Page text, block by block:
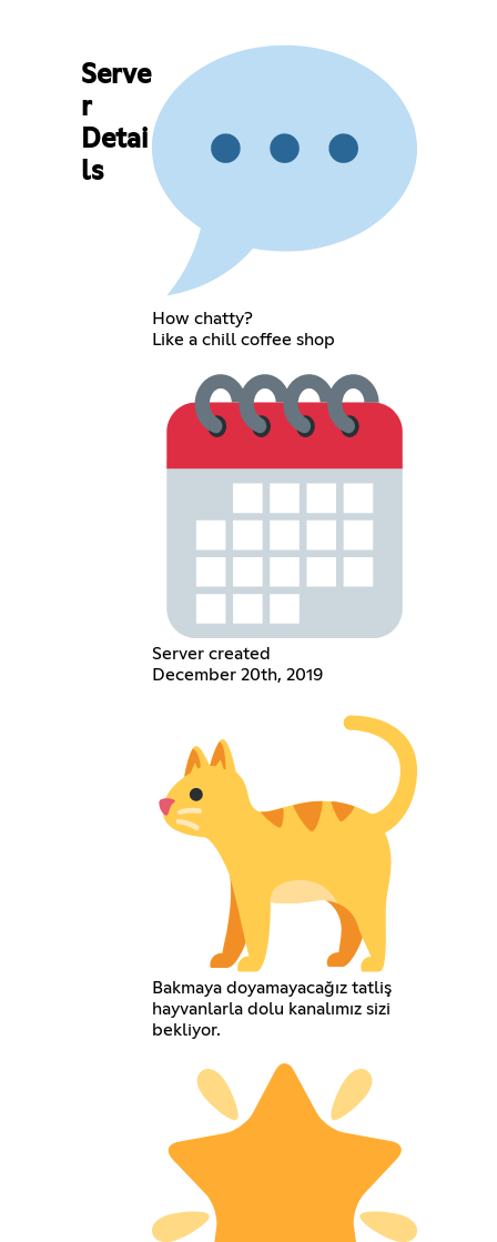
Serve
r
Detai
ls
How chatty?
Like a chill coffee shop
Server created
December 20th, 2019
Bakmaya doyamayacağız tatliş
hayvanlarla dolu kanalımız sizi
bekliyor.